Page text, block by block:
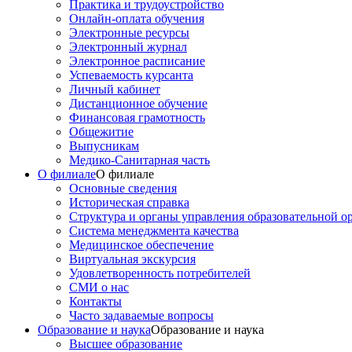
Практика и трудоустройство
Онлайн-оплата обучения
Электронные ресурсы
Электронный журнал
Электронное расписание
Успеваемость курсанта
Личный кабинет
Дистанционное обучение
Финансовая грамотность
Общежитие
Выпусникам
Медико-Санитарная часть
О филиалеО филиале
Основные сведения
Историческая справка
Структура и органы управления образовательной
Система менеджмента качества
Медицинское обеспечение
Виртуальная экскурсия
Удовлетворенность потребителей
СМИ о нас
Контакты
Часто задаваемые вопросы
Образование и наукаОбразование и наука
Высшее образование